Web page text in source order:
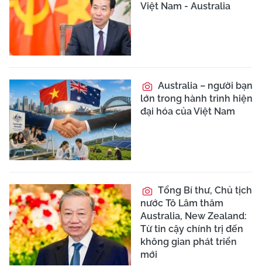
Việt Nam - Australia
Australia – người bạn
lớn trong hành trình hiện
đại hóa của Việt Nam
Tổng Bí thư, Chủ tịch
nước Tô Lâm thăm
Australia, New Zealand:
Từ tin cậy chính trị đến
không gian phát triển
mới